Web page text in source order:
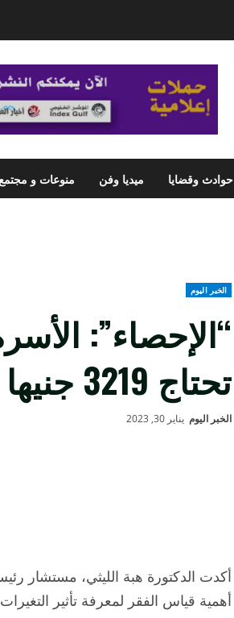
حوادث وقضايا ميديا وفن منوعات و مجتمع
الخبر اليوم
تحتاج 3219 جنيها شهريا
الخبر اليوم يناير 30, 2023
أكدت الدكتورة هبة الليثي، مستشار
أهمية قياس الفقر لمعرفة تأثير التغيرات